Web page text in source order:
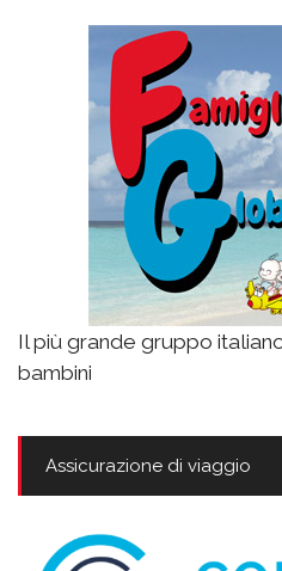
Il più grande gruppo
bambini
Assicurazione di viaggio